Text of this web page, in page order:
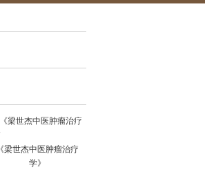
《梁世杰中医肿瘤治疗
学》